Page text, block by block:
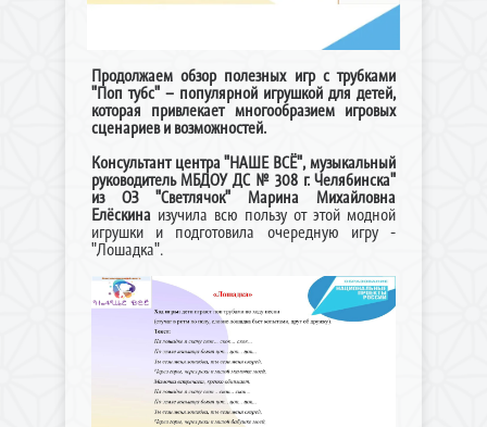
Продолжаем обзор полезных игр с трубками
"Поп тубс" – популярной игрушкой для детей,
которая привлекает многообразием игровых
сценариев и возможностей.
Консультант центра "НАШЕ ВСЁ", музыкальный
руководитель МБДОУ ДС № 308 г. Челябинска"
из ОЗ "Светлячок" Марина Михайловна
Елёскинаизучила всю пользу от этой модной
игрушки и подготовила очередную игру -
"Лошадка".